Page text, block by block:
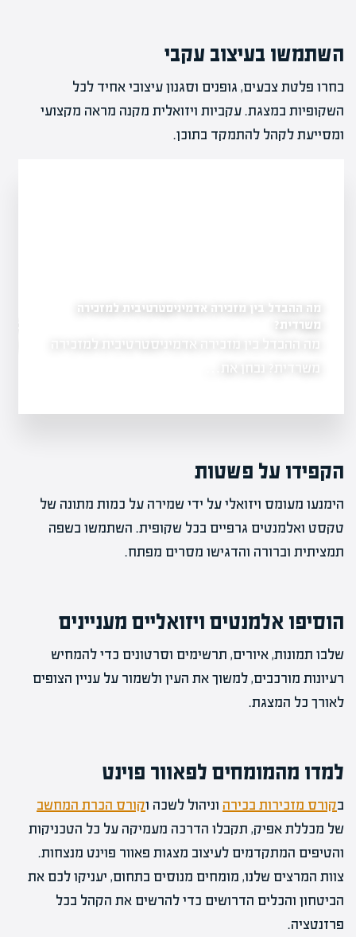
השתמשו בעיצוב עקבי
בחרו פלטת צבעים, גופנים וסגנון עיצובי אחיד לכל
השקופיות במצגת. עקביות ויזואלית מקנה מראה מקצועי
ומסייעת לקהל להתמקד בתוכן.
המבוקשים בהערכת
ממשיך
מה ההבדל בין מזכירה אדמיניסטרטיבית למזכירה
משרדית?
מה ההבדל בין מזכירה אדמיניסטרטיבית למזכירה
משרדית? נבחן את…
בפוסט זה נדון
הקפידו על פשטות
הימנעו מעומס ויזואלי על ידי שמירה על כמות מתונה של
טקסט ואלמנטים גרפיים בכל שקופית. השתמשו בשפה
תמציתית וברורה והדגישו מסרים מפתח.
הוסיפו אלמנטים ויזואליים מעניינים
שלבו תמונות, איורים, תרשימים וסרטונים כדי להמחיש
רעיונות מורכבים, למשוך את העין ולשמור על עניין הצופים
לאורך כל המצגת.
למדו מהמומחים לפאוור פוינט
בקורס מזכירות בכירה וניהול לשכה וקורס הכרת המחשב
של מכללת אפיק, תקבלו הדרכה מעמיקה על כל הטכניקות
והטיפים המתקדמים לעיצוב מצגות פאוור פוינט מנצחות.
צוות המרצים שלנו, מומחים מנוסים בתחום, יעניקו לכם את
הביטחון והכלים הדרושים כדי להרשים את הקהל בכל
פרזנטציה.